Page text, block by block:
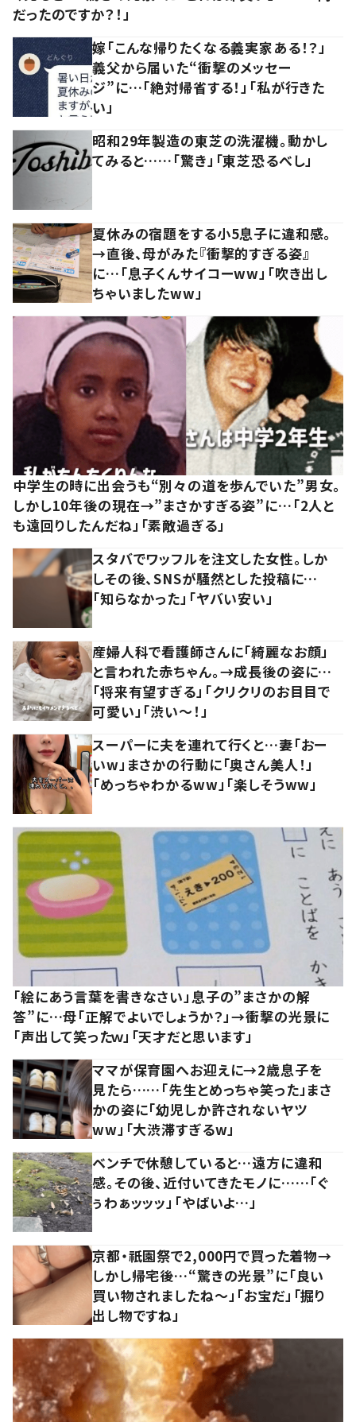
だったのですか？！」
嫁「こんな帰りたくなる義実家ある！？」
義父から届いた“衝撃のメッセー
ジ”に…「絶対帰省する！」「私が行きた
い」
昭和29年製造の東芝の洗濯機。動かし
てみると……「驚き」「東芝恐るべし」
夏休みの宿題をする小5息子に違和感。
→直後、母がみた『衝撃的すぎる姿』
に…「息子くんサイコーww」「吹き出し
ちゃいましたww」
中学生の時に出会うも“別々の道を歩んでいた”男女。
しかし10年後の現在→”まさかすぎる姿”に…「2人と
も遠回りしたんだね」「素敵過ぎる」
スタバでワッフルを注文した女性。しか
しその後、SNSが騒然とした投稿に…
「知らなかった」「ヤバい安い」
産婦人科で看護師さんに「綺麗なお顔」
と言われた赤ちゃん。→成長後の姿に…
「将来有望すぎる」「クリクリのお目目で
可愛い」「渋い～！」
スーパーに夫を連れて行くと…妻「おー
いw」まさかの行動に「奥さん美人！」
「めっちゃわかるww」「楽しそうww」
「絵にあう言葉を書きなさい」息子の”まさかの解
答”に…母「正解でよいでしょうか？」→衝撃の光景に
「声出して笑ったｗ」「天才だと思います」
ママが保育園へお迎えに→2歳息子を
見たら……「先生とめっちゃ笑った」まさ
かの姿に「幼児しか許されないヤツ
ww」「大渋滞すぎるw」
ベンチで休憩していると…遠方に違和
感。その後、近付いてきたモノに……「ぐ
ぅわぁッッッ」「やばいよ…」
京都・祇園祭で2,000円で買った着物→
しかし帰宅後…“驚きの光景”に「良い
買い物されましたね～」「お宝だ」「掘り
出し物ですね」